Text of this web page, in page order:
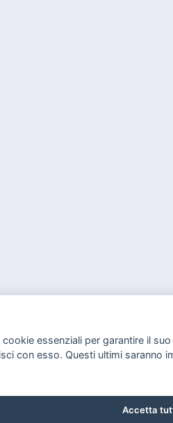
essenziali per garantire il
con esso. Questi ultimi saranno
Accetta